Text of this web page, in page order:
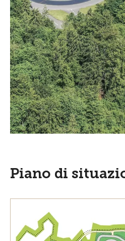
Piano di